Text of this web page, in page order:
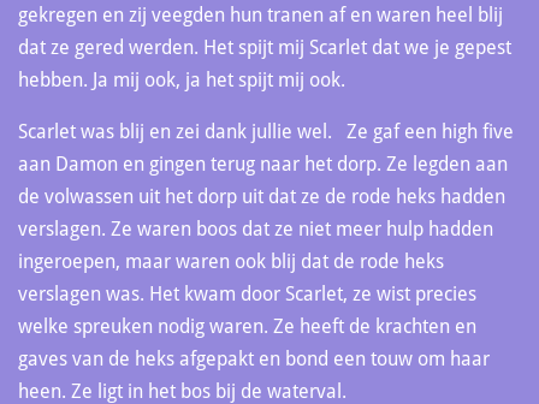
gekregen en zij veegden hun tranen af en waren heel blij
dat ze gered werden. Het spijt mij Scarlet dat we je gepest
hebben. Ja mij ook, ja het spijt mij ook.
Scarlet was blij en zei dank jullie wel. Ze gaf een high five
aan Damon en gingen terug naar het dorp. Ze legden aan
de volwassen uit het dorp uit dat ze de rode heks hadden
verslagen. Ze waren boos dat ze niet meer hulp hadden
ingeroepen, maar waren ook blij dat de rode heks
verslagen was. Het kwam door Scarlet, ze wist precies
welke spreuken nodig waren. Ze heeft de krachten en
gaves van de heks afgepakt en bond een touw om haar
heen. Ze ligt in het bos bij de waterval.